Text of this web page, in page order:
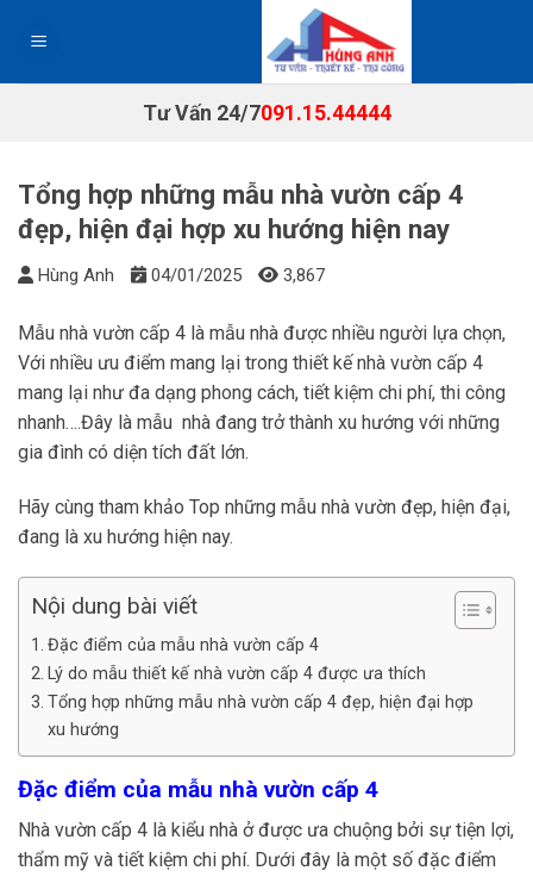
Tư Vấn 24/7091.15.44444
Tổng hợp những mẫu nhà vườn cấp 4
đẹp, hiện đại hợp xu hướng hiện nay
Hùng Anh 04/01/2025 3,867
Mẫu nhà vườn cấp 4 là mẫu nhà được nhiều người lựa chọn,
Với nhiều ưu điểm mang lại trong thiết kế nhà vườn cấp 4
mang lại như đa dạng phong cách, tiết kiệm chi phí, thi công
nhanh….Đây là mẫu nhà đang trở thành xu hướng với những
gia đình có diện tích đất lớn.
Hãy cùng tham khảo Top những mẫu nhà vườn đẹp, hiện đại,
đang là xu hướng hiện nay.
Nội dung bài viết
Đặc điểm của mẫu nhà vườn cấp 4
Lý do mẫu thiết kế nhà vườn cấp 4 được ưa thích
Tổng hợp những mẫu nhà vườn cấp 4 đẹp, hiện đại hợp
xu hướng
Đặc điểm của mẫu nhà vườn cấp 4
Nhà vườn cấp 4 là kiểu nhà ở được ưa chuộng bởi sự tiện lợi,
thẩm mỹ và tiết kiệm chi phí. Dưới đây là một số đặc điểm